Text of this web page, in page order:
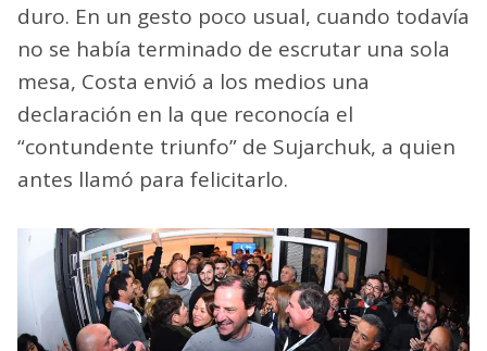
duro. En un gesto poco usual, cuando todavía
no se había terminado de escrutar una sola
mesa, Costa envió a los medios una
declaración en la que reconocía el
“contundente triunfo” de Sujarchuk, a quien
antes llamó para felicitarlo.